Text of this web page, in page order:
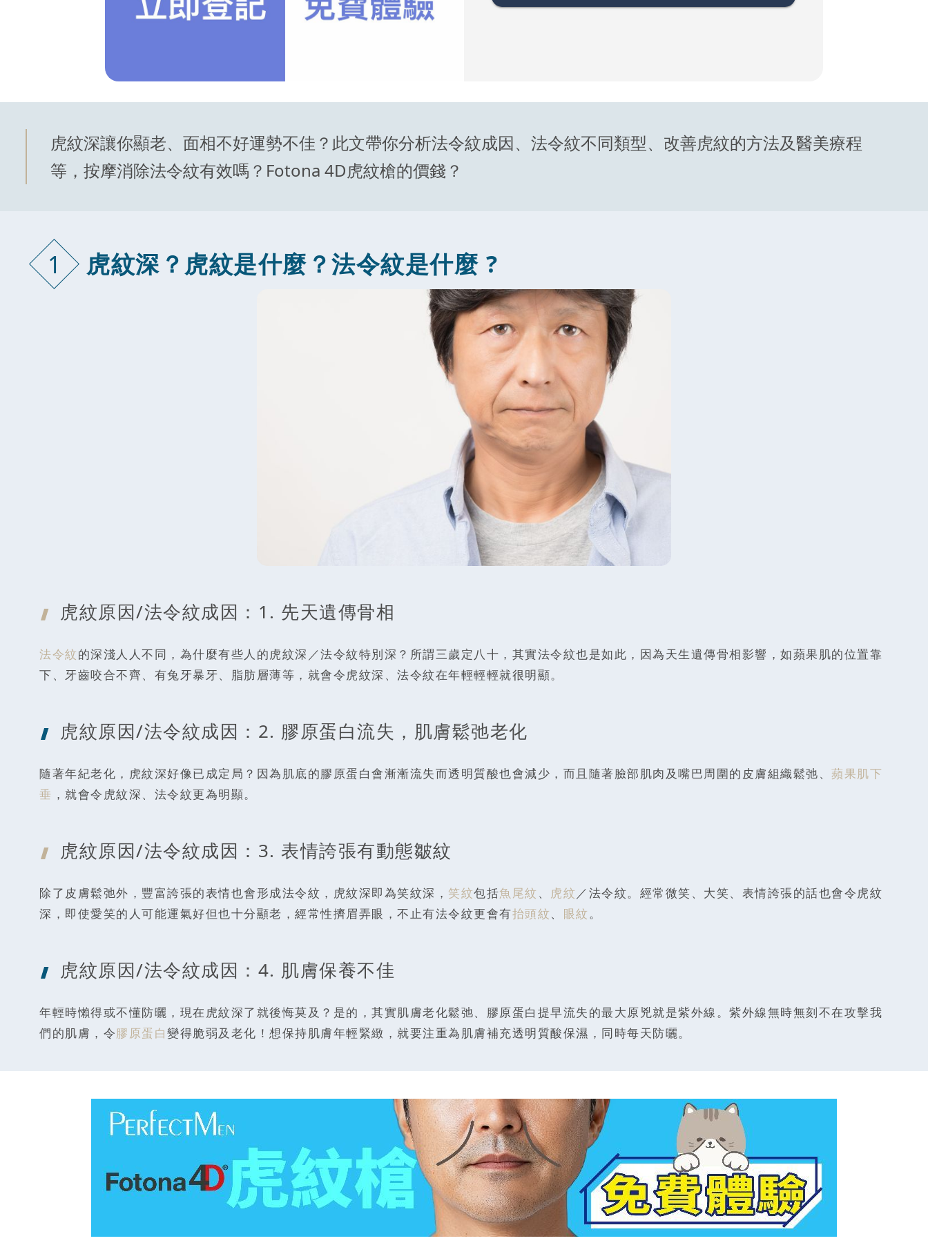
虎紋深讓你顯老、面相不好運勢不佳？此文帶你分析法令紋成因、法令紋不同類型、改善虎紋的方法及醫美療程
等，按摩消除法令紋有效嗎？Fotona 4D虎紋槍的價錢？
1 虎紋深？虎紋是什麼？法令紋是什麼 ?
虎紋原因/法令紋成因：1. 先天遺傳骨相
法令紋的深淺人人不同，為什麼有些人的虎紋深／法令紋特別深？所謂三歲定八十，其實法令紋也是如此，因為天生遺傳骨相影響，如蘋果肌的位置靠
下、牙齒咬合不齊、有兔牙暴牙、脂肪層薄等，就會令虎紋深、法令紋在年輕輕輕就很明顯。
虎紋原因/法令紋成因：2. 膠原蛋白流失，肌膚鬆弛老化
隨著年紀老化，虎紋深好像已成定局？因為肌底的膠原蛋白會漸漸流失而透明質酸也會減少，而且隨著臉部肌肉及嘴巴周圍的皮膚組織鬆弛、 蘋果肌下
垂 ，就會令虎紋深、法令紋更為明顯。
虎紋原因/法令紋成因：3. 表情誇張有動態皺紋
除了皮膚鬆弛外，豐富誇張的表情也會形成法令紋，虎紋深即為笑紋深， 笑紋包括魚尾紋 、 虎紋 ／法令紋。經常微笑、大笑、表情誇張的話也會令虎紋
深，即使愛笑的人可能運氣好但也十分顯老，經常性擠眉弄眼，不止有法令紋更會有抬頭紋、 眼紋。
虎紋原因/法令紋成因：4. 肌膚保養不佳
年輕時懶得或不懂防曬，現在虎紋深了就後悔莫及？是的，其實肌膚老化鬆弛、膠原蛋白提早流失的最大原兇就是紫外線。紫外線無時無刻不在攻擊我
們的肌膚，令膠原蛋白變得脆弱及老化！想保持肌膚年輕緊緻，就要注重為肌膚補充透明質酸保濕，同時每天防曬。